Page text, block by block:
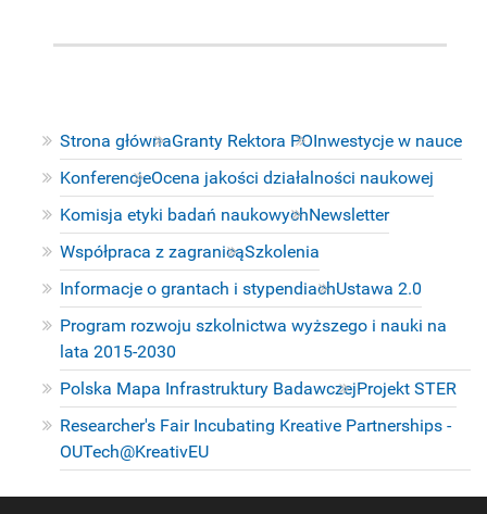
Strona głównaGranty Rektora POInwestycje w nauce
KonferencjeOcena jakości działalności naukowej
Komisja etyki badań naukowychNewsletter
Współpraca z zagranicąSzkolenia
Informacje o grantach i stypendiachUstawa 2.0
Program rozwoju szkolnictwa wyższego i nauki na
lata 2015-2030
Polska Mapa Infrastruktury BadawczejProjekt STER
Researcher's Fair Incubating Kreative Partnerships -
OUTech@KreativEU